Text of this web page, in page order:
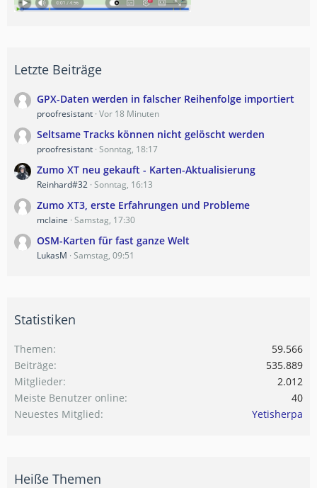
Letzte Beiträge
GPX-Daten werden in falscher Reihenfolge importiert
proofresistant Vor 18 Minuten
Seltsame Tracks können nicht gelöscht werden
proofresistant Sonntag, 18:17
Zumo XT neu gekauft - Karten-Aktualisierung
Reinhard#32 Sonntag, 16:13
Zumo XT3, erste Erfahrungen und Probleme
mclaine Samstag, 17:30
OSM-Karten für fast ganze Welt
LukasM Samstag, 09:51
Statistiken
Themen
59.566
Beiträge
535.889
Mitglieder
2.012
Meiste Benutzer online
40
Neuestes Mitglied
Yetisherpa
Heiße Themen